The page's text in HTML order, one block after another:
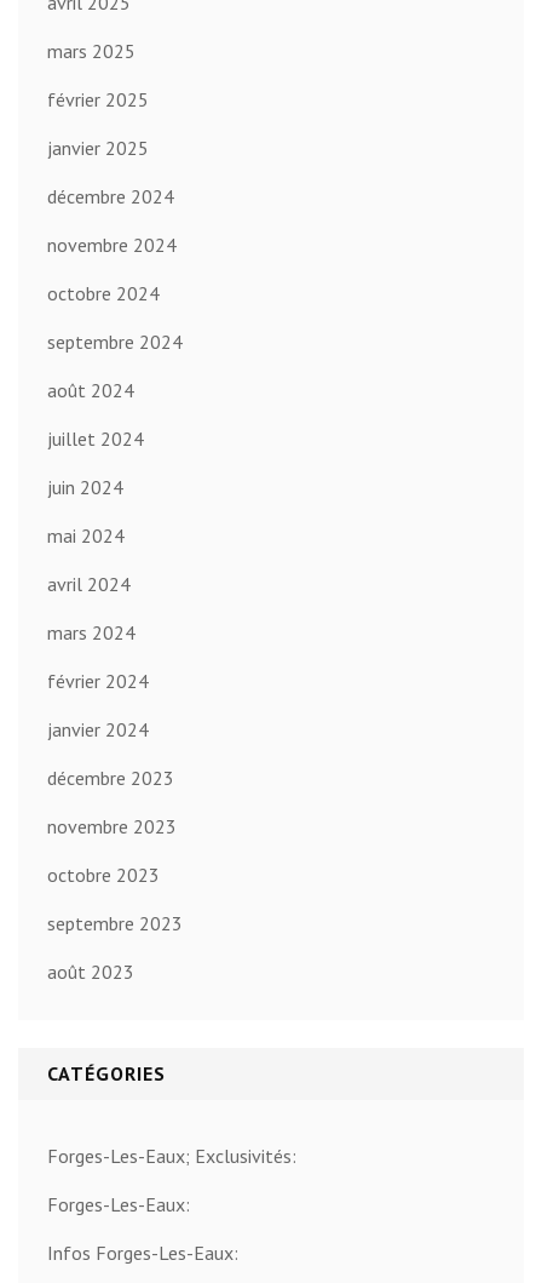
mars 2025
février 2025
janvier 2025
décembre 2024
novembre 2024
octobre 2024
septembre 2024
août 2024
juillet 2024
juin 2024
mai 2024
avril 2024
mars 2024
février 2024
janvier 2024
décembre 2023
novembre 2023
octobre 2023
septembre 2023
août 2023
CATÉGORIES
Forges-Les-Eaux; Exclusivités:
Forges-Les-Eaux:
Infos Forges-Les-Eaux: